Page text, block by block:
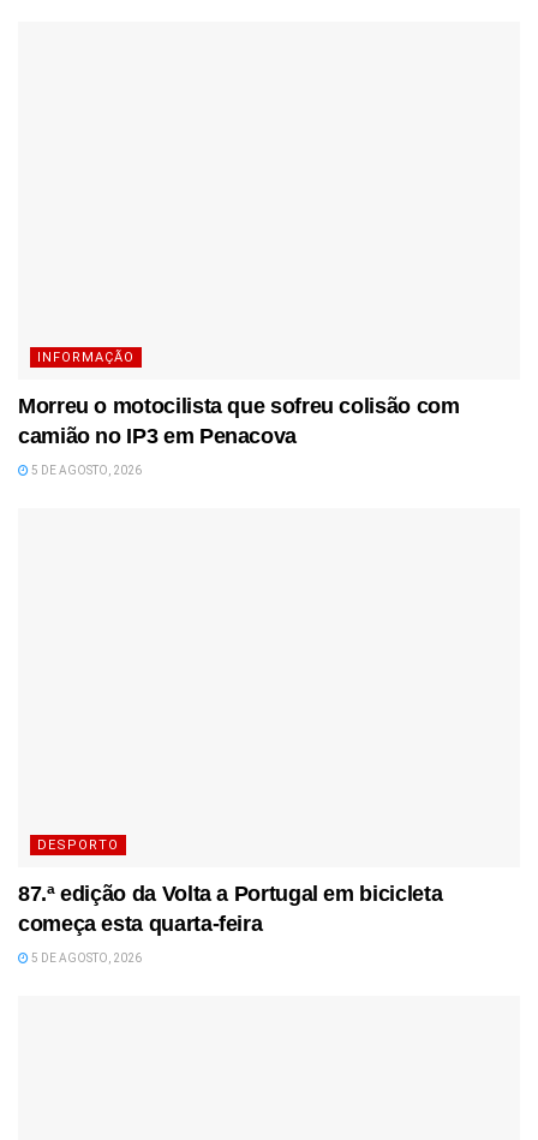
INFORMAÇÃO
Morreu o motocilista que sofreu colisão com
camião no IP3 em Penacova
5 DE AGOSTO, 2026
DESPORTO
87.ª edição da Volta a Portugal em bicicleta
começa esta quarta-feira
5 DE AGOSTO, 2026